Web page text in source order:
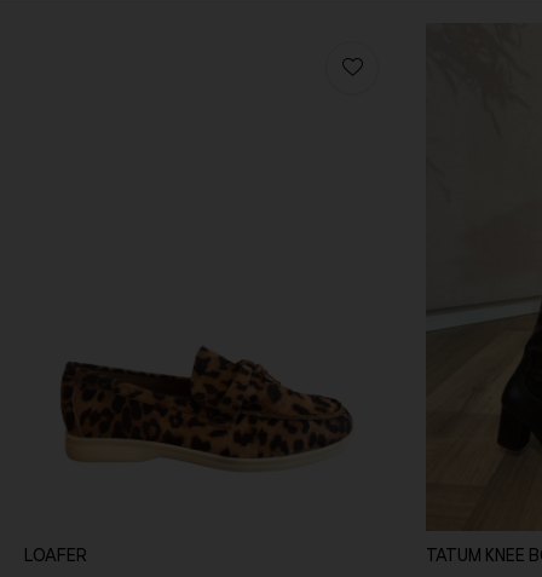
LOAFER TATUM KNEE